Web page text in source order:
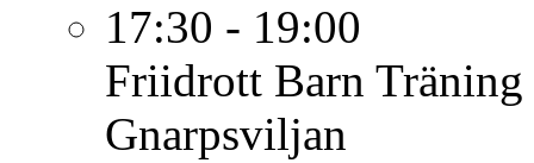
17:30 - 19:00
Friidrott Barn Träning
Gnarpsviljan